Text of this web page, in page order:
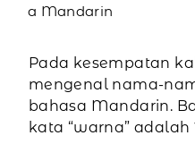
a Mandarin
Pada kesempatan
mengenal nama-
bahasa Mandarin.
kata “warna” adalah